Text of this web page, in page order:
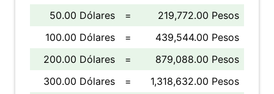
50.00 Dólares
=
219,772.00 Pesos
100.00 Dólares
=
439,544.00 Pesos
200.00 Dólares
=
879,088.00 Pesos
300.00 Dólares
=
1,318,632.00 Pesos